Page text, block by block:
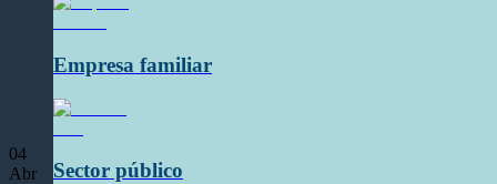
Empresa familiar
Sector público
04
Abr